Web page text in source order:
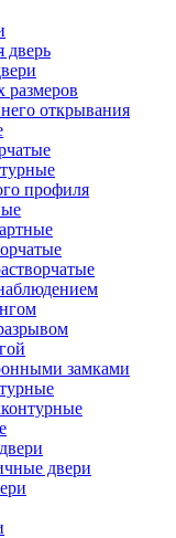
дверь
размеров
открывания
профиля
замками
двери